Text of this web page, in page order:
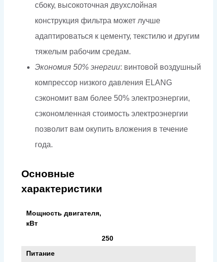
сбоку, высокоточная двухслойная
конструкция фильтра может лучше
адаптироваться к цементу, текстилю и другим
тяжелым рабочим средам.
Экономия 50% энергии: винтовой воздушный
компрессор низкого давления ELANG
сэкономит вам более 50% электроэнергии,
сэкономленная стоимость электроэнергии
позволит вам окупить вложения в течение
года.
Основные
характеристики
Мощность двигателя,
кВт
250
Питание